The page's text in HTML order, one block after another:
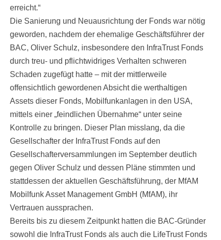
erreicht.“
Die Sanierung und Neuausrichtung der Fonds war nötig
geworden, nachdem der ehemalige Geschäftsführer der
BAC, Oliver Schulz, insbesondere den InfraTrust Fonds
durch treu- und pflichtwidriges Verhalten schweren
Schaden zugefügt hatte – mit der mittlerweile
offensichtlich gewordenen Absicht die werthaltigen
Assets dieser Fonds, Mobilfunkanlagen in den USA,
mittels einer „feindlichen Übernahme“ unter seine
Kontrolle zu bringen. Dieser Plan misslang, da die
Gesellschafter der InfraTrust Fonds auf den
Gesellschafterversammlungen im September deutlich
gegen Oliver Schulz und dessen Pläne stimmten und
stattdessen der aktuellen Geschäftsführung, der MfAM
Mobilfunk Asset Management GmbH (MfAM), ihr
Vertrauen aussprachen.
Bereits bis zu diesem Zeitpunkt hatten die BAC-Gründer
sowohl die InfraTrust Fonds als auch die LifeTrust Fonds